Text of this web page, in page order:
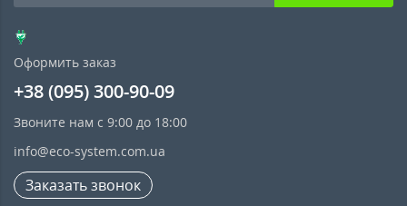
Оформить заказ
+38 (095) 300-90-09
Звоните нам с 9:00 до 18:00
info@eco-system.com.ua
Заказать звонок